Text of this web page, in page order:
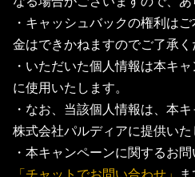
・キャッシュバックの権利は
金はできかねますのでご了承く
・いただいた個人情報は本キ
に使用いたします。
・なお、当該個人情報は、本
株式会社パルディアに提供いた
・本キャンペーンに関するお